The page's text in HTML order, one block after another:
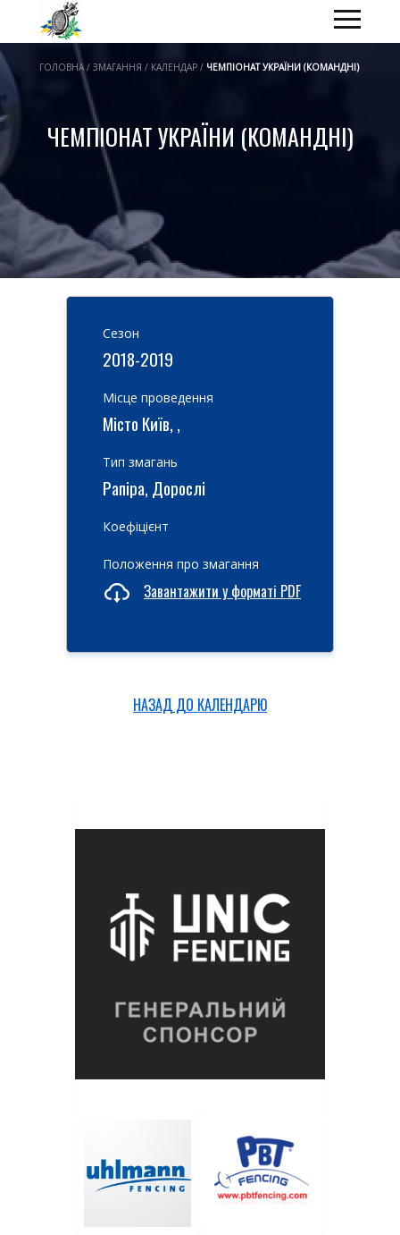
ГОЛОВНА / ЗМАГАННЯ / КАЛЕНДАР / ЧЕМПІОНАТ УКРАЇНИ (КОМАНДНІ)
ЧЕМПІОНАТ УКРАЇНИ (КОМАНДНІ)
Cезон
2018-2019
Місце проведення
Місто Київ, ,
Тип змагань
Рапіра, Дорослі
Коефіцієнт
Положення про змагання
Завантажити у форматі PDF
НАЗАД ДО КАЛЕНДАРЮ